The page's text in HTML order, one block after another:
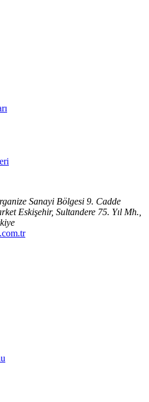
Sanayi Bölgesi 9. Cadde
Eskişehir, Sultandere 75. Yıl Mh.,